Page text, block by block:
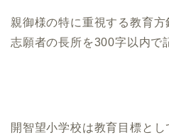
親御様の特に重視する教育
志願者の長所を300字以内で
開智望小学校は教育目標と